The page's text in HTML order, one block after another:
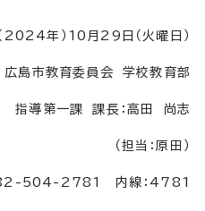
2024年）10月29日（火曜日）
広島市教育委員会 学校教育部
指導第一課 課長：高田 尚志
（担当：原田）
504-2781 内線：4781